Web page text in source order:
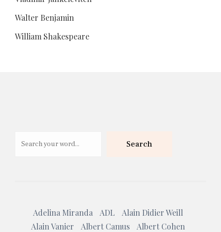
Walter Benjamin
William Shakespeare
Search
Adelina Miranda ADL
Alain Didier Weill
Alain Vanier
Albert Camus
Albert Cohen